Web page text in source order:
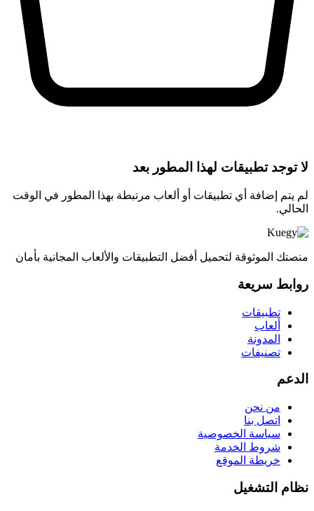
لا توجد تطبيقات لهذا المطور بعد
لم يتم إضافة أي تطبيقات أو ألعاب مرتبطة بهذا المطور في الوقت
الحالي.
منصتك الموثوقة لتحميل أفضل التطبيقات والألعاب المجانية بأمان
روابط سريعة
تطبيقات
ألعاب
المدونة
تصنيفات
الدعم
من نحن
اتصل بنا
سياسة الخصوصية
شروط الخدمة
خريطة الموقع
نظام التشغيل